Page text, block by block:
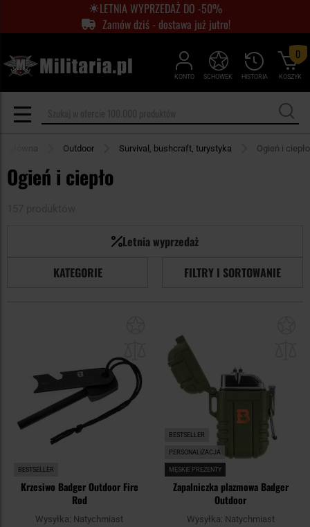
LETNIA WYPRZEDAŻ DO -50%
Zamów dziś - dostawa już jutro!
KONTO HISTORIA
SCHOWEK KOSZYK
0
główna Outdoor Survival, bushcraft, turystyka Ogień i ciepło
Ogień i ciepło
Letnia wyprzedaż
KATEGORIE
FILTRY I SORTOWANIE
schowka
BESTSELLER
Krzesiwo Badger Outdoor Fire
Rod
Wysyłka: Natychmiast
BESTSELLER
PERSONALIZACJA
MĘSKIE PREZENTY
Zapalniczka plazmowa Badger
Outdoor
Wysyłka: Natychmiast